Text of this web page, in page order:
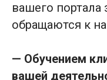
вашего портала
обращаются к
— Обучением
вашей